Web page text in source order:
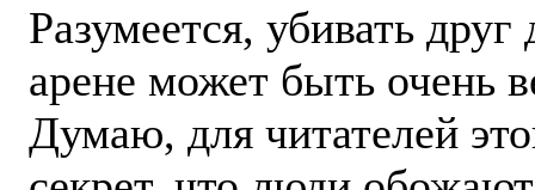
Разумеется, убивать друг
арене может быть очень
Думаю, для читателей